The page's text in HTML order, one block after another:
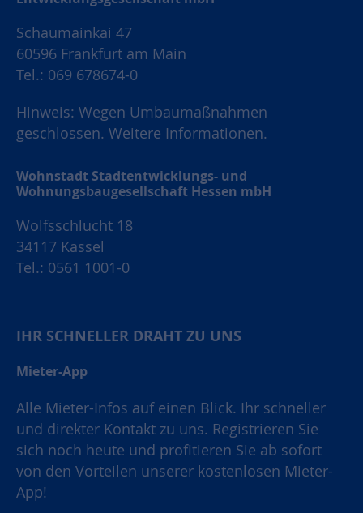
Schaumainkai 47
60596 Frankfurt am Main
Tel.: 069 678674-0
Hinweis: Wegen Umbaumaßnahmen
geschlossen. Weitere Informationen.
Wohnstadt Stadtentwicklungs- und
Wohnungsbaugesellschaft Hessen mbH
Wolfsschlucht 18
34117 Kassel
Tel.: 0561 1001-0
IHR SCHNELLER DRAHT ZU UNS
Mieter-App
Alle Mieter-Infos auf einen Blick. Ihr schneller
und direkter Kontakt zu uns. Registrieren Sie
sich noch heute und profitieren Sie ab sofort
von den Vorteilen unserer kostenlosen Mieter-
App!